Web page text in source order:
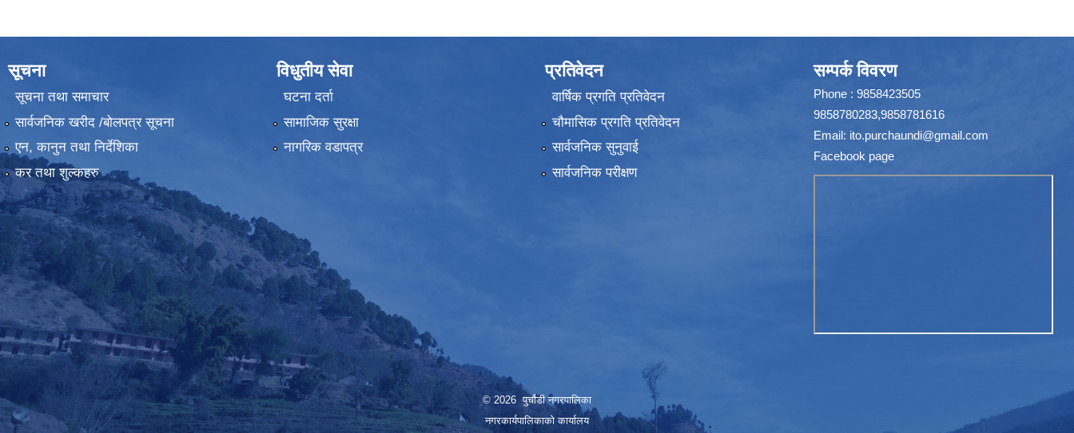
सूचना
सूचना तथा समाचार
सार्वजनिक खरीद /बोलपत्र सूचना
एन, कानुन तथा निर्देशिका
कर तथा शुल्कहरु
विधुतीय सेवा
घटना दर्ता
सामाजिक सुरक्षा
नागरिक वडापत्र
प्रतिवेदन
वार्षिक प्रगति प्रतिवेदन
चौमासिक प्रगति प्रतिवेदन
सार्वजनिक सुनुवाई
सार्वजनिक परीक्षण
सम्पर्क विवरण
Phone : 9858423505
9858780283,9858781616
Email: ito.purchaundi@gmail.com
Facebook page
© 2026 पुर्चौडी नगरपालिका
नगरकार्यपालिकाकाे कार्यालय